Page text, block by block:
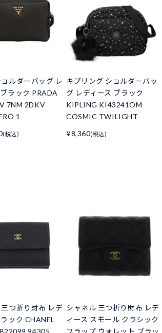
ルダーバッグ レ
ラック PRADA
7NM 2DKV
1
(税込)
キプリング ショルダーバッ
グ レディース ブラック
KIPLING KI43241OM
COSMIC TWILIGHT
¥8,360(税込)
つ折り財布 レデ
ック CHANEL
94305
シャネル 三つ折り財布 レデ
ィース スモール クラシック
フラップ ウォレット ブラッ